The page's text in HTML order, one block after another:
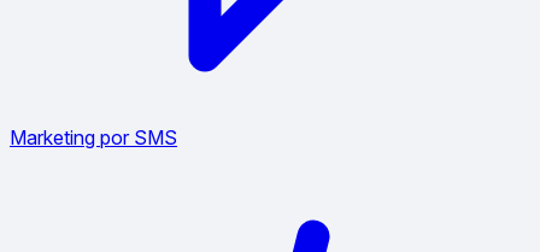
Marketing por SMS